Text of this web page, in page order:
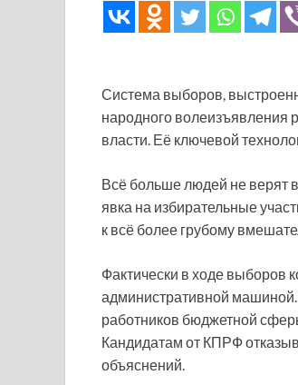
Система выборов,
народного волеизъявления
власти. Её ключевой
Всё больше людей не верят
явка на избирательные
к всё более грубому
Фактически в ходе выборов
административной
работников бюджетной
Кандидатам от КПРФ
объяснений.